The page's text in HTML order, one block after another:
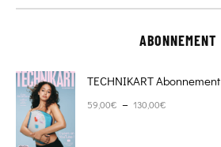
ABONNEMENT
TECHNIKART Abonnement
59,00€ – 130,00€